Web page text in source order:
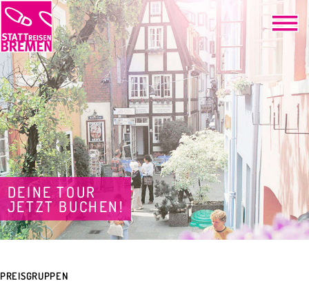
DEINE TOUR
JETZT BUCHEN!
PREISGRUPPEN